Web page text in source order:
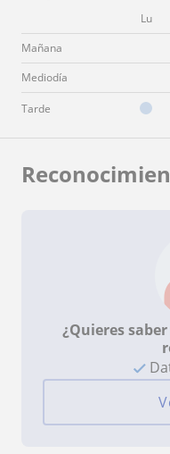
Lu
Mañana
Mediodía
Tarde
¿Quieres